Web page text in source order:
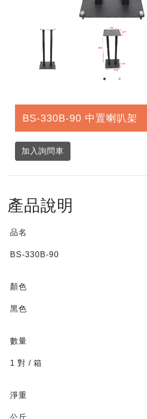
BS-330B-90 中置喇叭架
加入詢問車
產品說明
品名
BS-330B-90
顏色
黑色
數量
1 對 / 箱
淨重
公斤